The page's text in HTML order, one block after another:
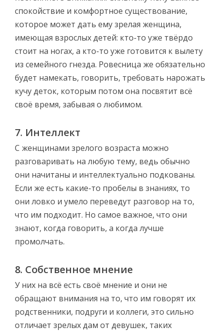
спокойствие и комфортное существование,
которое может дать ему зрелая женщина,
имеющая взрослых детей: кто-то уже твёрдо
стоит на ногах, а кто-то уже готовится к вылету
из семейного гнезда. Ровесница же обязательно
будет намекать, говорить, требовать нарожать
кучу деток, которым потом она посвятит всё
своё время, забывая о любимом.
7. Интеллект
С женщинами зрелого возраста можно
разговаривать на любую тему, ведь обычно
они начитаны и интеллектуально подкованы.
Если же есть какие-то пробелы в знаниях, то
они ловко и умело переведут разговор на то,
что им подходит. Но самое важное, что они
знают, когда говорить, а когда лучше
промолчать.
8. Собственное мнение
У них на всё есть своё мнение и они не
обращают внимания на то, что им говорят их
родственники, подруги и коллеги, это сильно
отличает зрелых дам от девушек, таких